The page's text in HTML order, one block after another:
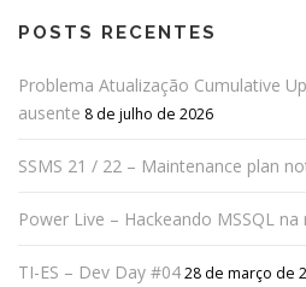
POSTS RECENTES
Problema Atualização Cumulative
ausente 8 de julho de 2026
SSMS 21 / 22 – Maintenance plan
Power Live – Hackeando MSSQL na
TI-ES – Dev Day #0428 de março de